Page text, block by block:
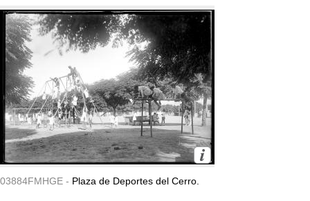
03884FMHGE - Plaza de Deportes del Cerro.